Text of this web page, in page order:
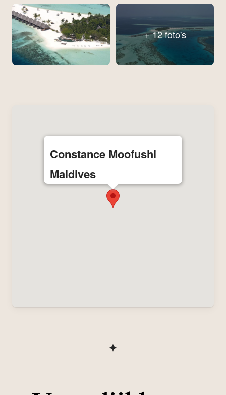
+ 12 foto's
Constance Moofushi
Maldives